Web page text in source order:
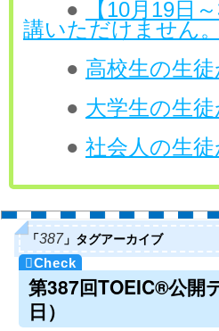
●
【10月19日
講いただけません。
● 高校生の生
● 大学生の生
● 社会人の生
「387」タグアーカイブ
第387回TOEIC®公開
日）